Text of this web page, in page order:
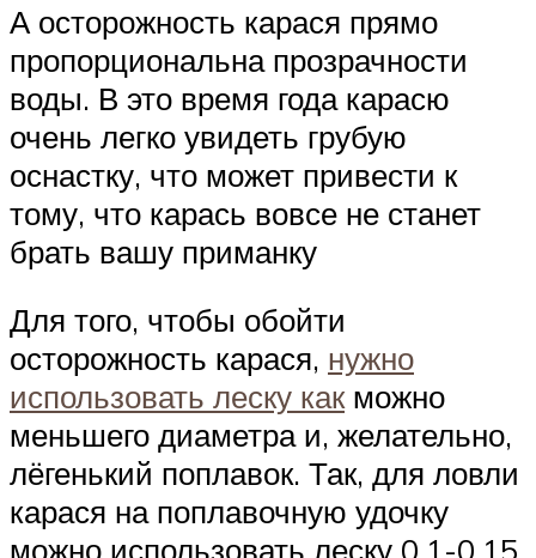
А осторожность карася прямо
пропорциональна прозрачности
воды. В это время года карасю
очень легко увидеть грубую
оснастку, что может привести к
тому, что карась вовсе не станет
брать вашу приманку
Для того, чтобы обойти
осторожность карася, нужно
использовать леску как можно
меньшего диаметра и, желательно,
лёгенький поплавок. Так, для ловли
карася на поплавочную удочку
можно использовать леску 0,1-0,15